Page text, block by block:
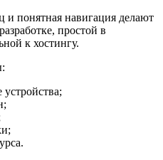
и понятная навигация делают
простой в
к хостингу.